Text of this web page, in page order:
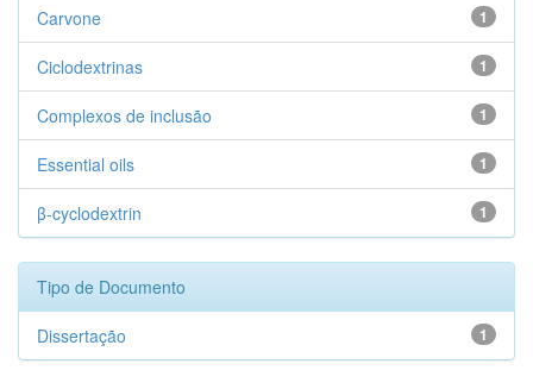
1
Carvone
1
Ciclodextrinas
1
Complexos de inclusão
1
Essential oils
1
β-cyclodextrin
Tipo de Documento
1
Dissertação